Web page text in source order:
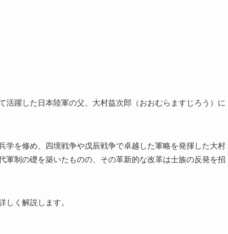
活躍した日本陸軍の父、大村益次郎（おおむらますじろう）に
学を修め、四境戦争や戊辰戦争で卓越した軍略を発揮した大村
軍制の礎を築いたものの、その革新的な改革は士族の反発を招
しく解説します。